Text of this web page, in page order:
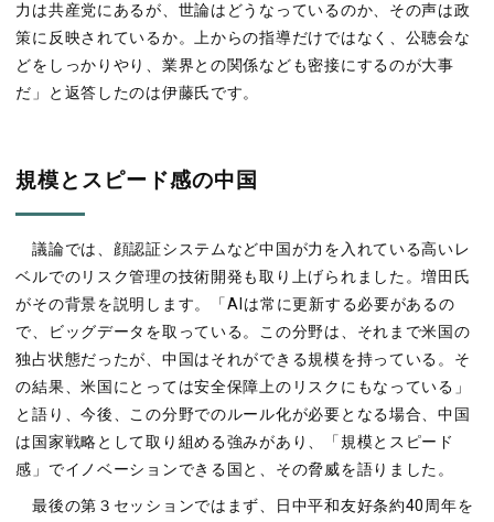
力は共産党にあるが、世論はどうなっているのか、その声は政
策に反映されているか。上からの指導だけではなく、公聴会な
どをしっかりやり、業界との関係なども密接にするのが大事
だ」と返答したのは伊藤氏です。
規模とスピード感の中国
議論では、顔認証システムなど中国が力を入れている高いレ
ベルでのリスク管理の技術開発も取り上げられました。増田氏
がその背景を説明します。「AIは常に更新する必要があるの
で、ビッグデータを取っている。この分野は、それまで米国の
独占状態だったが、中国はそれができる規模を持っている。そ
の結果、米国にとっては安全保障上のリスクにもなっている」
と語り、今後、この分野でのルール化が必要となる場合、中国
は国家戦略として取り組める強みがあり、「規模とスピード
感」でイノベーションできる国と、その脅威を語りました。
最後の第３セッションではまず、日中平和友好条約40周年を